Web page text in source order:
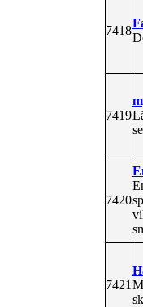
7418
7419
7420
7421